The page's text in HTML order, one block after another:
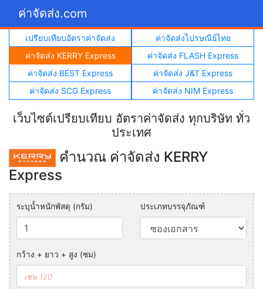
ค่าจัดส่ง.com
เปรียบเทียบอัตราค่าจัดส่ง
ค่าจัดส่งไปรษณีย์ไทย
ค่าจัดส่ง KERRY Express
ค่าจัดส่ง FLASH Express
ค่าจัดส่ง BEST Express
ค่าจัดส่ง J&T Express
ค่าจัดส่ง SCG Express
ค่าจัดส่ง NIM Express
เว็บไซต์เปรียบเทียบ อัตราค่าจัดส่ง ทุกบริษัท ทั่ว
ประเทศ
คำนวณ ค่าจัดส่ง KERRY
Express
ระบุน้ำหนักพัสดุ (กรัม) ประเภทบรรจุภัณฑ์
กว้าง + ยาว + สูง (ซม)